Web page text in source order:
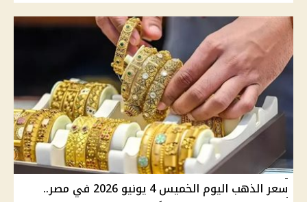
سعر الذهب اليوم الخميس 4 يونيو 2026 في مصر..